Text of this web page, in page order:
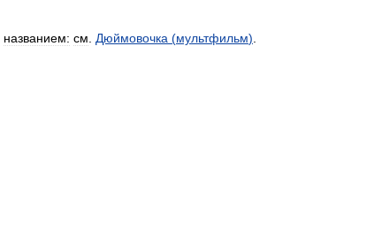
названием: см Дюймовочка (мультфильм)